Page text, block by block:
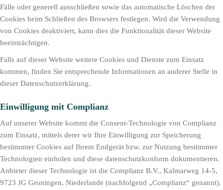
Fälle oder generell ausschließen sowie das automatische Löschen der
Cookies beim Schließen des Browsers festlegen. Wird die Verwendung
von Cookies deaktiviert, kann dies die Funktionalität dieser Website
beeinträchtigen.
Falls auf dieser Website weitere Cookies und Dienste zum Einsatz
kommen, finden Sie entsprechende Informationen an anderer Stelle in
dieser Datenschutzerklärung.
Einwilligung mit Complianz
Auf unserer Website kommt die Consent-Technologie von Complianz
zum Einsatz, mittels derer wir Ihre Einwilligung zur Speicherung
bestimmter Cookies auf Ihrem Endgerät bzw. zur Nutzung bestimmter
Technologien einholen und diese datenschutzkonform dokumentieren.
Anbieter dieser Technologie ist die Complianz B.V., Kalmarweg 14-5,
9723 JG Groningen, Niederlande (nachfolgend „Complianz“ genannt).